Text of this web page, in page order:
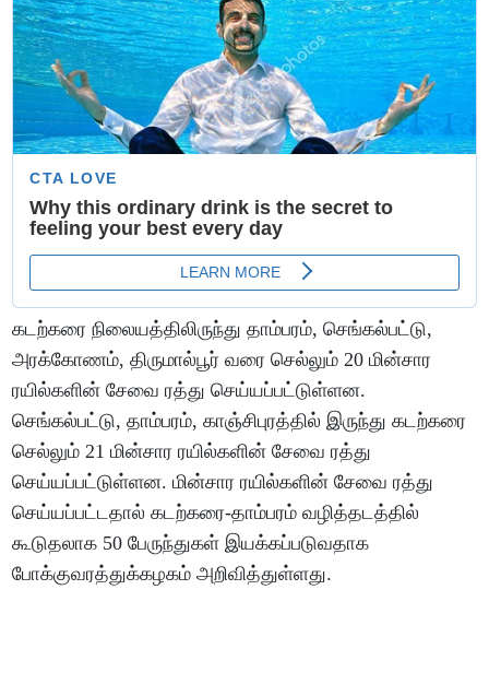
கடற்கரை நிலையத்திலிருந்து தாம்பரம், செங்கல்பட்டு,
அரக்கோணம், திருமால்பூர் வரை செல்லும் 20 மின்சார
ரயில்களின் சேவை ரத்து செய்யப்பட்டுள்ளன.
செங்கல்பட்டு, தாம்பரம், காஞ்சிபுரத்தில் இருந்து கடற்கரை
செல்லும் 21 மின்சார ரயில்களின் சேவை ரத்து
செய்யப்பட்டுள்ளன. மின்சார ரயில்களின் சேவை ரத்து
செய்யப்பட்டதால் கடற்கரை-தாம்பரம் வழித்தடத்தில்
கூடுதலாக 50 பேருந்துகள் இயக்கப்படுவதாக
போக்குவரத்துக்கழகம் அறிவித்துள்ளது.